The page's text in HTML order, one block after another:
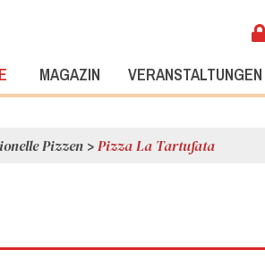
MAGAZIN VERANSTALTUNGEN
Pizzen >Pizza La Tartufata